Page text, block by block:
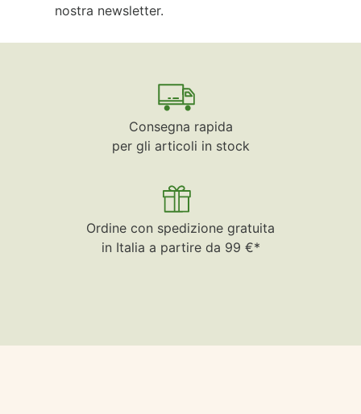
nostra newsletter.
Consegna rapida
per gli articoli in stock
Ordine con spedizione gratuita
in Italia a partire da 99 €*